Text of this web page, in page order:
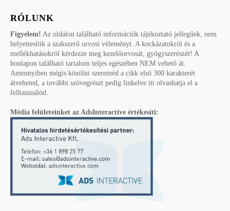
RÓLUNK
Figyelem! Az oldalon található információk tájékoztató jellegűek, nem
helyettesítik a szakszerű orvosi véleményt. A kockázatokról és a
mellékhatásokról kérdezze meg kezelőorvosát, gyógyszerészét! A
honlapon található tartalom teljes egészében NEM vehető át.
Amennyiben mégis közölni szeretnéd a cikk első 300 karakterét
átveheted, a további szövegrészt pedig linkelve itt olvashatja el a
felhasználód.
Média felületeinket az AdsInteractive értékesíti: